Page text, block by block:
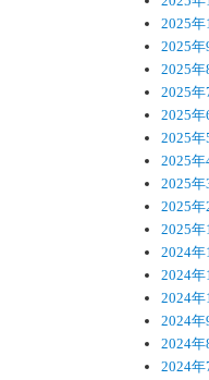
2025年
2025年
2025年
2025年
2025年
2025年
2025年
2025年
2025年
2025年
2024年
2024年
2024年
2024年
2024年
2024年